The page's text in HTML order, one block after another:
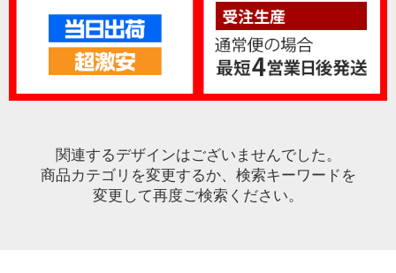
関連するデザインはございませんでした。
商品カテゴリを変更するか、検索キーワードを
変更して再度ご検索ください。